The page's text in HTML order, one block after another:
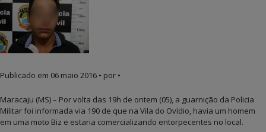
Publicado em 06 maio 2016 • por •
Maracaju (MS) – Por volta das 19h de ontem (05), a guarnição da Policia
Militar foi informada via 190 de que na Vila do Ovídio, havia um homem
em uma moto Biz e estaria comercializando entorpecentes no local.